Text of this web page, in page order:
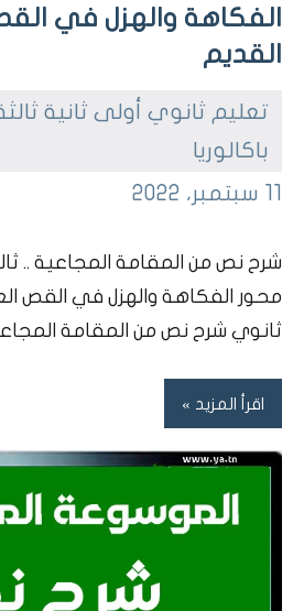
الفكاهة والهزل في
القديم
تعليم ثانوي أولى ثانية
باكالوريا
11 سبتمبر، 2022
ta7dhir
char7nas
bou7outh
شرح نص من المقامة المجاعية ..
ثانوي شرح نص من المقامة
اقرأ المزيد